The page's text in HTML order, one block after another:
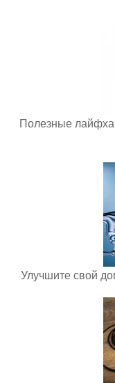
Полезные
Улучшите свой